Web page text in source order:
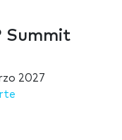
Summit
2027